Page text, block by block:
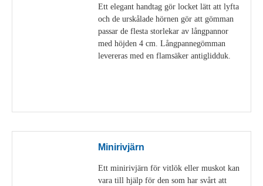
Ett elegant handtag gör locket lätt att lyfta
och de urskålade hörnen gör att gömman
passar de flesta storlekar av långpannor
med höjden 4 cm. Långpannegömman
levereras med en flamsäker antiglidduk.
Minirivjärn
Ett minirivjärn för vitlök eller muskot kan
vara till hjälp för den som har svårt att